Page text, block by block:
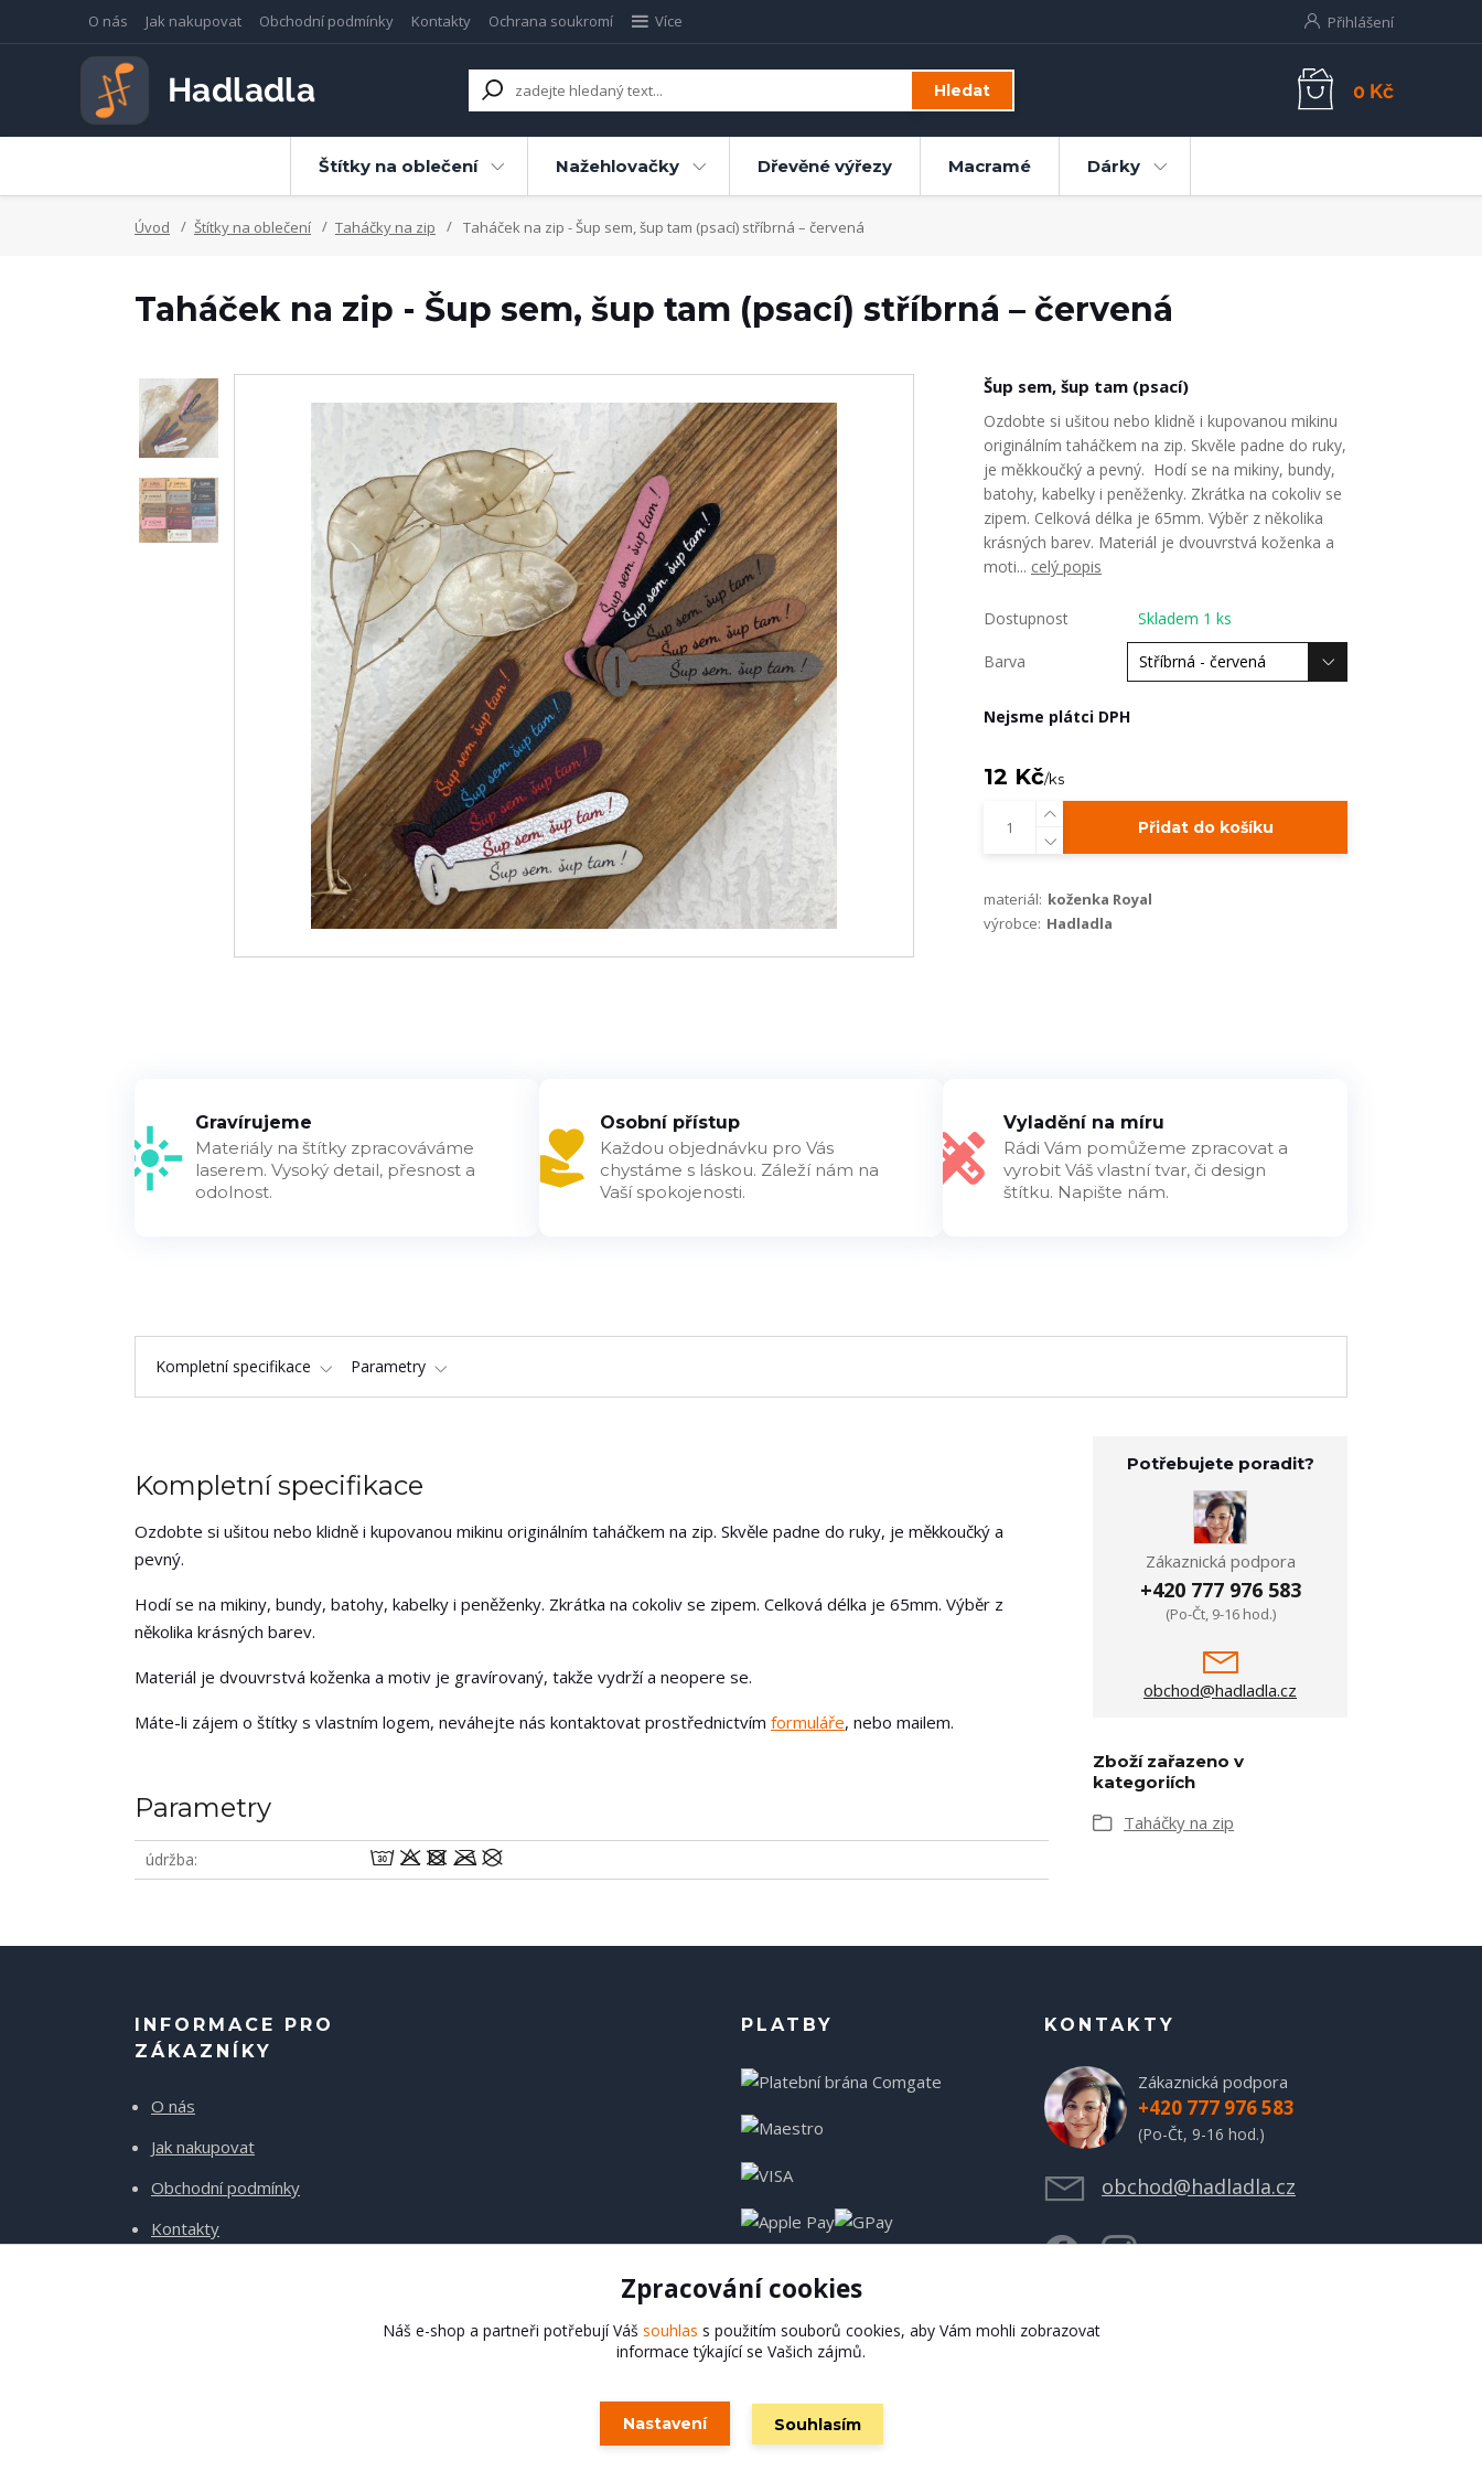
O nás Jak nakupovat Obchodní podmínky Kontakty Ochrana soukromí Více Přihlášení
Hledat 0 Kč
Štítky na oblečení Nažehlovačky Dřevěné výřezy Macramé Dárky
Úvod Štítky na oblečení Taháčky na zip Taháček na zip - Šup sem, šup tam (psací) stříbrná – červená
Taháček na zip - Šup sem, šup tam (psací) stříbrná – červená
Šup sem, šup tam (psací)
Ozdobte si ušitou nebo klidně i kupovanou mikinu
originálním taháčkem na zip. Skvěle padne do ruky,
je měkkoučký a pevný. Hodí se na mikiny, bundy,
batohy, kabelky i peněženky. Zkrátka na cokoliv se
zipem. Celková délka je 65mm. Výběr z několika
krásných barev. Materiál je dvouvrstvá koženka a
moti... celý popis
Dostupnost Skladem 1 ks
Barva
Nejsme plátci DPH
12 Kč/ks
Přidat do košíku
materiál: koženka Royal
výrobce: Hadladla
Gravírujeme
Materiály na štítky zpracováváme
laserem. Vysoký detail, přesnost a
odolnost.
Osobní přístup
Každou objednávku pro Vás
chystáme s láskou. Záleží nám na
Vaší spokojenosti.
Vyladění na míru
Rádi Vám pomůžeme zpracovat a
vyrobit Váš vlastní tvar, či design
štítku. Napište nám.
Kompletní specifikace Parametry
Kompletní specifikace
Ozdobte si ušitou nebo klidně i kupovanou mikinu originálním taháčkem na zip. Skvěle padne do ruky, je měkkoučký a
pevný.
Hodí se na mikiny, bundy, batohy, kabelky i peněženky. Zkrátka na cokoliv se zipem. Celková délka je 65mm. Výběr z
několika krásných barev.
Materiál je dvouvrstvá koženka a motiv je gravírovaný, takže vydrží a neopere se.
Máte-li zájem o štítky s vlastním logem, neváhejte nás kontaktovat prostřednictvím formuláře, nebo mailem.
Parametry
údržba wodmU
Potřebujete poradit?
Zákaznická podpora
+420 777 976 583
(Po-Čt, 9-16 hod.)
obchod@hadladla.cz
Zboží zařazeno v
kategoriích
Taháčky na zip
INFORMACE PRO
ZÁKAZNÍKY
O nás
Jak nakupovat
Obchodní podmínky
Kontakty
PLATBY KONTAKTY
Zákaznická podpora
+420 777 976 583
(Po-Čt, 9-16 hod.)
obchod@hadladla.cz
Hadladla.cz
Zpracování cookies
Náš e-shop a partneři potřebují Váš souhlas s použitím souborů cookies, aby Vám mohli zobrazovat
informace týkající se Vašich zájmů.
Nastavení Souhlasím